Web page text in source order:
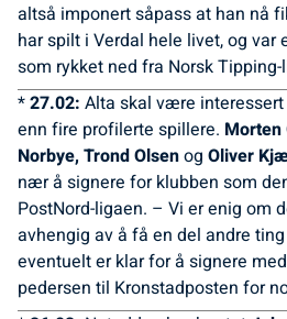
altså imponert såpass at han nå
har spilt i Verdal hele livet, og var
som rykket ned fra Norsk
*27.02: Alta skal være
enn fire profilerte spillere. Morten
Norbye, Trond Olsenog Oliver
nær å signere for klubben som
PostNord-ligaen. – Vi er enig om
avhengig av å få en del andre
eventuelt er klar for å signere
pedersen til Kronstadposten for